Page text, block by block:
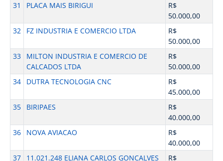
31
PLACA MAIS BIRIGUI
R$
50.000,00
32
FZ INDUSTRIA E COMERCIO LTDA
R$
50.000,00
33
MILTON INDUSTRIA E COMERCIO DE
CALCADOS LTDA
R$
50.000,00
34
DUTRA TECNOLOGIA CNC
R$
45.000,00
35
BIRIPAES
R$
40.000,00
36
NOVA AVIACAO
R$
40.000,00
37
11.021.248 ELIANA CARLOS GONCALVES
R$